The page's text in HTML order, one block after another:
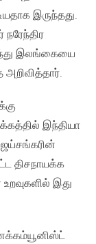
இருந்தது.
இலங்கையை
இந்தியா
ஜெய்சங்கரின்
திசநாயக்க
இது